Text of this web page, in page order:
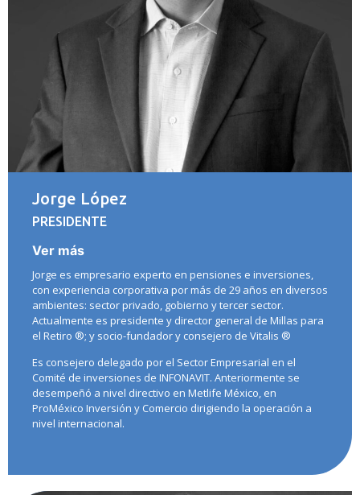
Jorge López
PRESIDENTE
Ver más
Jorge es empresario experto en pensiones e inversiones,
con experiencia corporativa por más de 29 años en diversos
ambientes: sector privado, gobierno y tercer sector.
Actualmente es presidente y director general de Millas para
el Retiro ®; y socio-fundador y consejero de Vitalis ®
Es consejero delegado por el Sector Empresarial en el
Comité de inversiones de INFONAVIT. Anteriormente se
desempeñó a nivel directivo en Metlife México, en
ProMéxico Inversión y Comercio dirigiendo la operación a
nivel internacional.